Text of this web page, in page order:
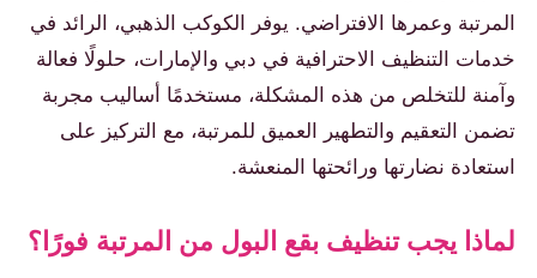
المرتبة وعمرها الافتراضي. يوفر الكوكب الذهبي، الرائد في
خدمات التنظيف الاحترافية في دبي والإمارات، حلولًا فعالة
وآمنة للتخلص من هذه المشكلة، مستخدمًا أساليب مجربة
تضمن التعقيم والتطهير العميق للمرتبة، مع التركيز على
استعادة نضارتها ورائحتها المنعشة.
لماذا يجب تنظيف بقع البول من المرتبة فورًا؟